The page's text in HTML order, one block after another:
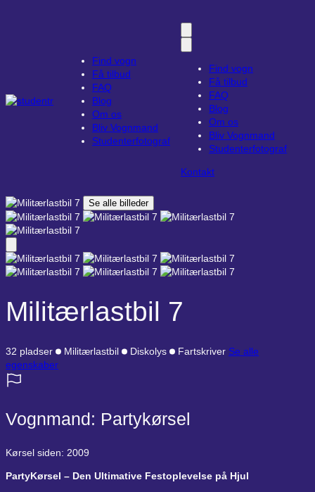
Find vogn
Få tilbud
FAQ
Blog
Om os
Bliv Vognmand
Studenterfotograf
Find vogn
Få tilbud
FAQ
Blog
Om os
Bliv Vognmand
Studenterfotograf
Kontakt
Se alle billeder
Militærlastbil 7
32 pladser Militærlastbil Diskolys Fartskriver Se alle
egenskaber
Vognmand: Partykørsel
Kørsel siden: 2009
PartyKørsel – Den Ultimative Festoplevelse på Hjul